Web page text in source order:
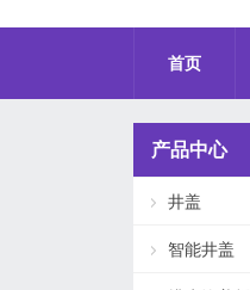
首页
产品中心
井盖
智能井盖